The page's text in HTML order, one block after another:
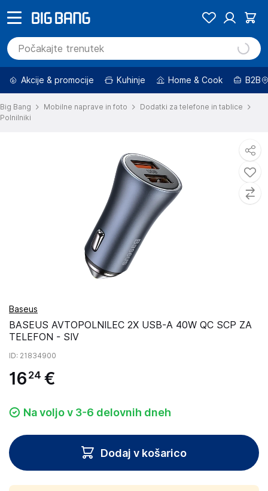
Akcije & promocije Kuhinje Home & Cook B2B
Big Bang Mobilne naprave in foto
Dodatki za telefone in tablice
Polnilniki
Baseus
BASEUS AVTOPOLNILEC 2X USB-A 40W QC SCP ZA
TELEFON - SIV
ID: 21834900
16 24 €
Na voljo v 3-6 delovnih dneh
Dodaj v košarico